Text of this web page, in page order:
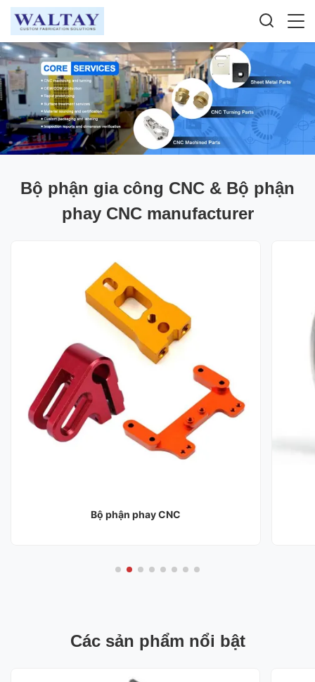
Bộ phận gia công CNC & Bộ phận
phay CNC manufacturer
Bộ phận phay CNC
Các sản phẩm nổi bật